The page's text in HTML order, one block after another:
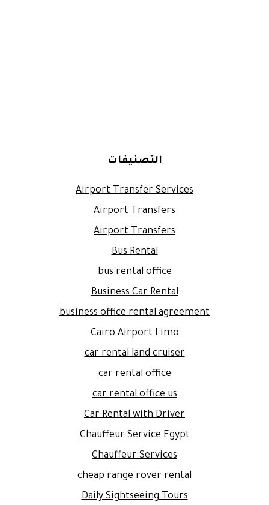
التصنيفات
Airport Transfer Services
Airport Transfers
Airport Transfers
Bus Rental
bus rental office
Business Car Rental
business office rental agreement
Cairo Airport Limo
car rental land cruiser
car rental office
car rental office us
Car Rental with Driver
Chauffeur Service Egypt
Chauffeur Services
cheap range rover rental
Daily Sightseeing Tours